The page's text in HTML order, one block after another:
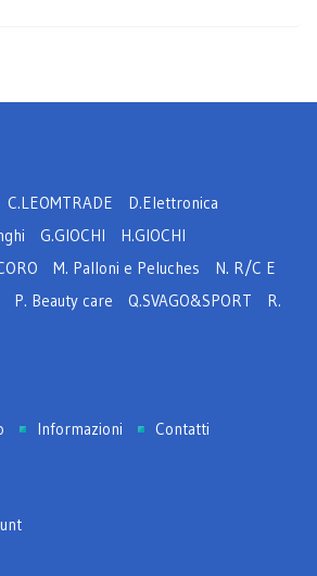
C.LEOMTRADE
D.Elettronica
G.GIOCHI
H.GIOCHI
M. Palloni e Peluches
N. R/C E
P. Beauty care Q.SVAGO&SPORT
R.
Informazioni Contatti